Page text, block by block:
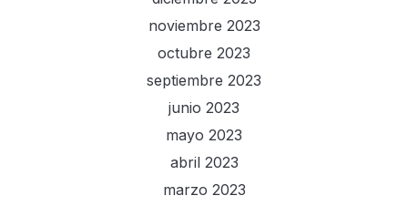
noviembre 2023
octubre 2023
septiembre 2023
junio 2023
mayo 2023
abril 2023
marzo 2023